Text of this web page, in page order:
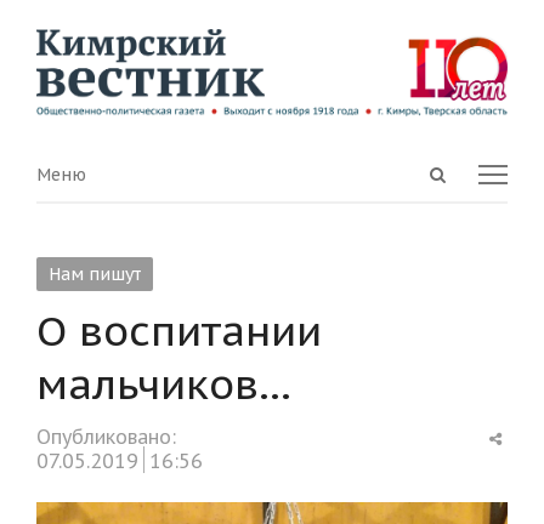
Open
Menu
Меню
Нам пишут
О воспитании
мальчиков…
Опубликовано:
07.05.2019 16:56